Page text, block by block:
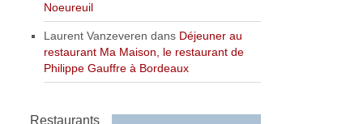
Noeureuil
Laurent Vanzeveren dans Déjeuner au
restaurant Ma Maison, le restaurant de
Philippe Gauffre à Bordeaux
Restaurants